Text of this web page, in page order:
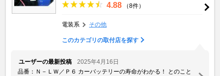
4.88 （8件）
電装系 その他
このカテゴリの取付店を探す
ユーザーの最新投稿
2025年4月16日
品番：Ｎ－ＬＷ／Ｐ６ カーバッテリーの寿命がわかる！ とのこと